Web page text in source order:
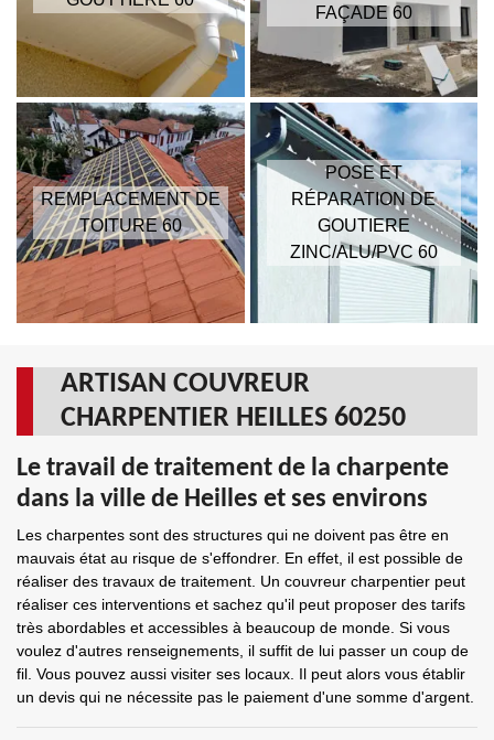
FAÇADE 60
REMPLACEMENT DE
TOITURE 60
POSE ET
RÉPARATION DE
GOUTIERE
ZINC/ALU/PVC 60
ARTISAN COUVREUR
CHARPENTIER HEILLES 60250
Le travail de traitement de la charpente
dans la ville de Heilles et ses environs
Les charpentes sont des structures qui ne doivent pas être en
mauvais état au risque de s'effondrer. En effet, il est possible de
réaliser des travaux de traitement. Un couvreur charpentier peut
réaliser ces interventions et sachez qu'il peut proposer des tarifs
très abordables et accessibles à beaucoup de monde. Si vous
voulez d'autres renseignements, il suffit de lui passer un coup de
fil. Vous pouvez aussi visiter ses locaux. Il peut alors vous établir
un devis qui ne nécessite pas le paiement d'une somme d'argent.